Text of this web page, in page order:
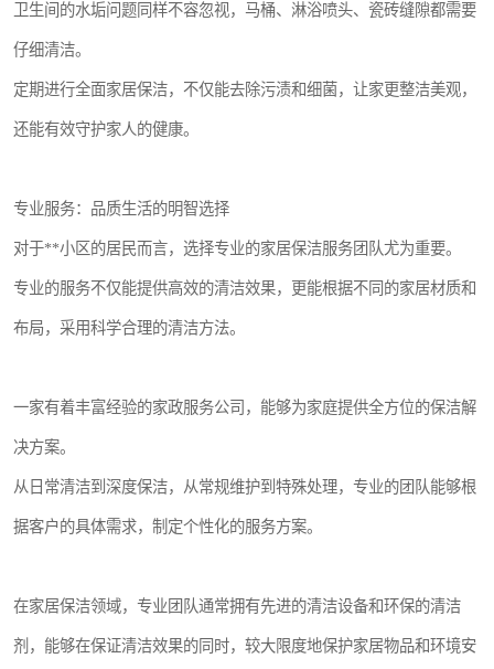
卫生间的水垢问题同样不容忽视，马桶、淋浴喷头、瓷砖缝隙都需要
仔细清洁。
定期进行全面家居保洁，不仅能去除污渍和细菌，让家更整洁美观，
还能有效守护家人的健康。
专业服务：品质生活的明智选择
对于**小区的居民而言，选择专业的家居保洁服务团队尤为重要。
专业的服务不仅能提供高效的清洁效果，更能根据不同的家居材质和
布局，采用科学合理的清洁方法。
一家有着丰富经验的家政服务公司，能够为家庭提供全方位的保洁解
决方案。
从日常清洁到深度保洁，从常规维护到特殊处理，专业的团队能够根
据客户的具体需求，制定个性化的服务方案。
在家居保洁领域，专业团队通常拥有先进的清洁设备和环保的清洁
剂，能够在保证清洁效果的同时，较大限度地保护家居物品和环境安